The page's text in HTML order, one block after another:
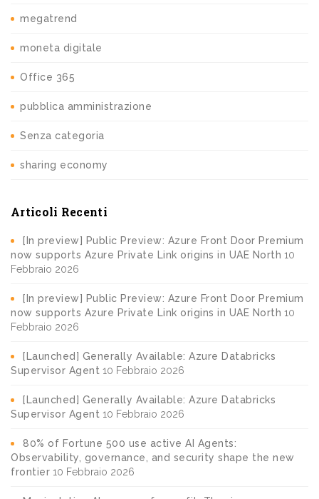
megatrend
moneta digitale
Office 365
pubblica amministrazione
Senza categoria
sharing economy
Articoli Recenti
[In preview] Public Preview: Azure Front Door Premium
now supports Azure Private Link origins in UAE North 10
Febbraio 2026
[In preview] Public Preview: Azure Front Door Premium
now supports Azure Private Link origins in UAE North 10
Febbraio 2026
[Launched] Generally Available: Azure Databricks
Supervisor Agent 10 Febbraio 2026
[Launched] Generally Available: Azure Databricks
Supervisor Agent 10 Febbraio 2026
80% of Fortune 500 use active AI Agents:
Observability, governance, and security shape the new
frontier 10 Febbraio 2026